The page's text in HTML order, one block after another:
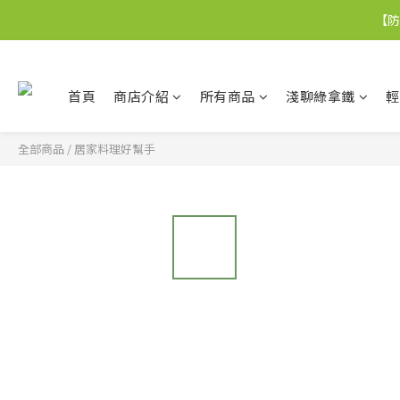
【
首頁 商店介紹 所有商品 淺聊綠拿鐵
全部商品 / 居家料理好幫手